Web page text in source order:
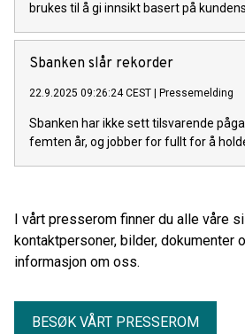
brukes til å gi innsikt basert på
Sbanken slår rekorder
22.9.2025 09:26:24 CEST Pressemelding
Sbanken har ikke sett tilsvarende
femten år, og jobber for fullt for å
I vårt presserom finner du alle våre
kontaktpersoner, bilder, dokumenter
informasjon om oss.
BESØK VÅRT PRESSEROM